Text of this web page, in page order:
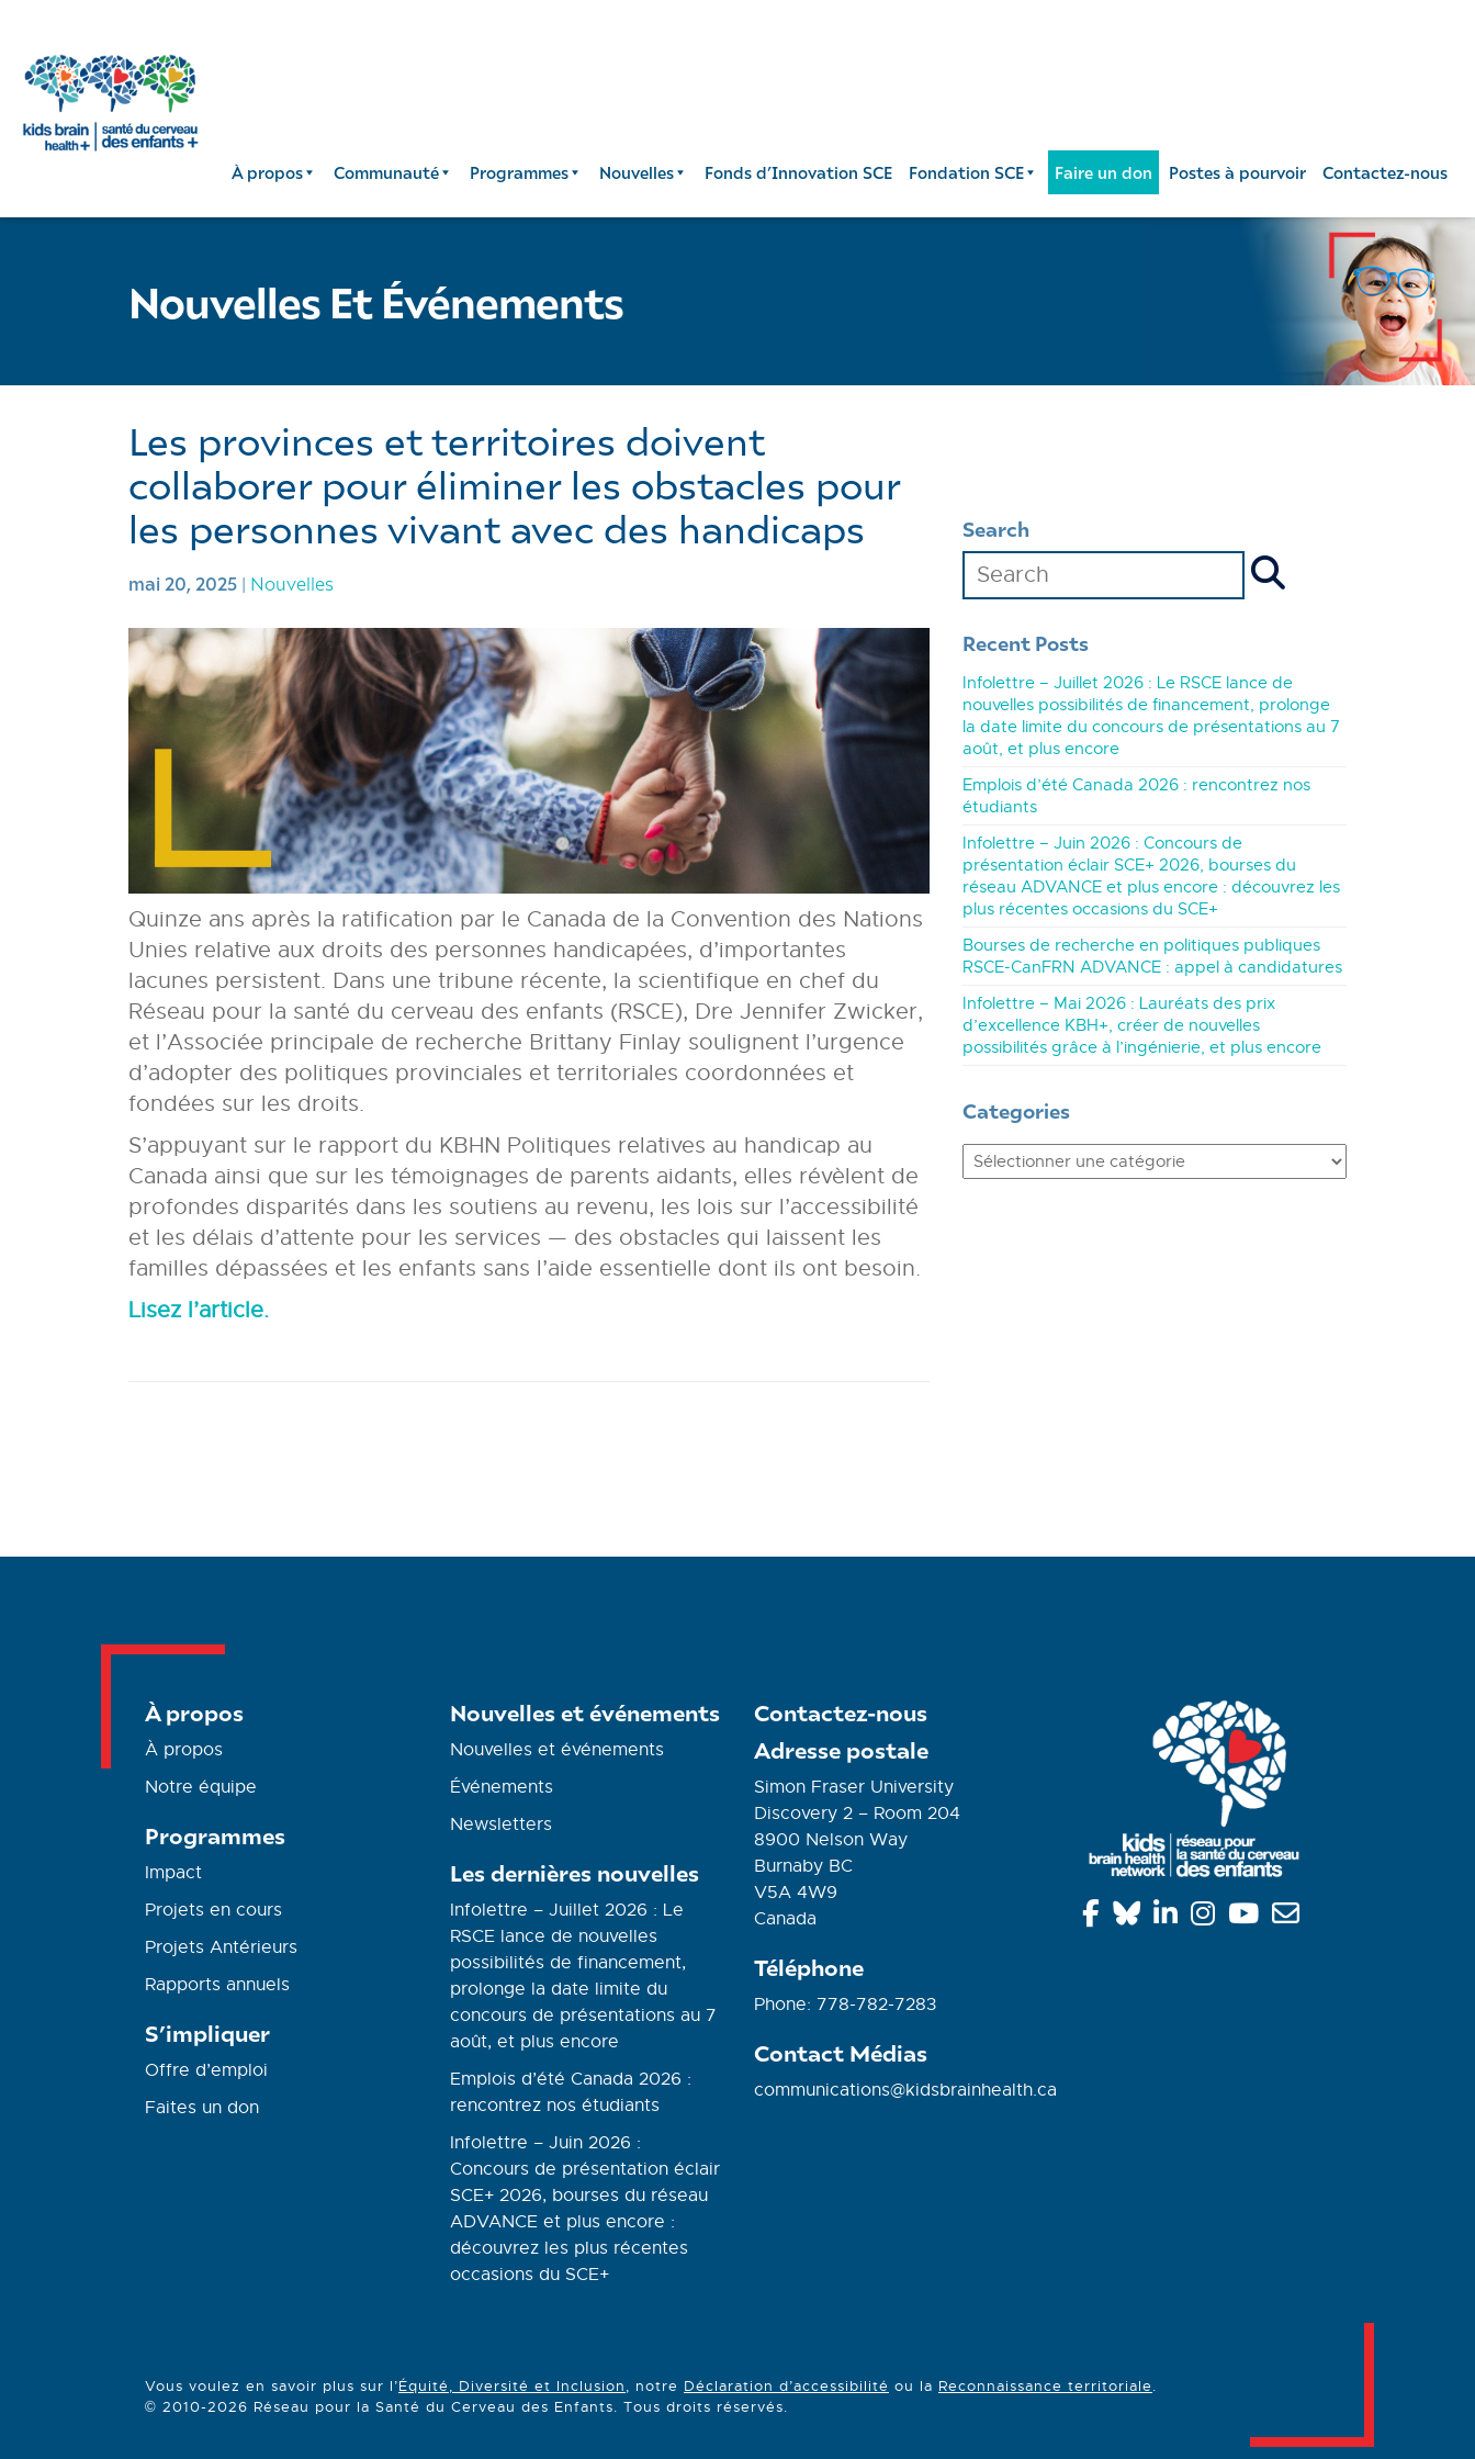
À propos Communauté Programmes Nouvelles Fonds d’Innovation SCE Fondation SCE Faire un don Postes à pourvoir Contactez-nous
Nouvelles Et Événements
Les provinces et territoires doivent
collaborer pour éliminer les obstacles pour
les personnes vivant avec des handicaps
mai 20, 2025 | Nouvelles
Quinze ans après la ratification par le Canada de la Convention des Nations
Unies relative aux droits des personnes handicapées, d’importantes
lacunes persistent. Dans une tribune récente, la scientifique en chef du
Réseau pour la santé du cerveau des enfants (RSCE), Dre Jennifer Zwicker,
et l’Associée principale de recherche Brittany Finlay soulignent l’urgence
d’adopter des politiques provinciales et territoriales coordonnées et
fondées sur les droits.
S’appuyant sur le rapport du KBHN Politiques relatives au handicap au
Canada ainsi que sur les témoignages de parents aidants, elles révèlent de
profondes disparités dans les soutiens au revenu, les lois sur l’accessibilité
et les délais d’attente pour les services — des obstacles qui laissent les
familles dépassées et les enfants sans l’aide essentielle dont ils ont besoin.
Lisez l’article.
Search
Recent Posts
Infolettre – Juillet 2026 : Le RSCE lance de
nouvelles possibilités de financement, prolonge
la date limite du concours de présentations au 7
août, et plus encore
Emplois d’été Canada 2026 : rencontrez nos
étudiants
Infolettre – Juin 2026 : Concours de
présentation éclair SCE+ 2026, bourses du
réseau ADVANCE et plus encore : découvrez les
plus récentes occasions du SCE+
Bourses de recherche en politiques publiques
RSCE-CanFRN ADVANCE : appel à candidatures
Infolettre – Mai 2026 : Lauréats des prix
d’excellence KBH+, créer de nouvelles
possibilités grâce à l’ingénierie, et plus encore
Categories
Categories
À propos
À propos
Notre équipe
Programmes
Impact
Projets en cours
Projets Antérieurs
Rapports annuels
S’impliquer
Offre d’emploi
Faites un don
Nouvelles et événements
Nouvelles et événements
Événements
Newsletters
Les dernières nouvelles
Infolettre – Juillet 2026 : Le
RSCE lance de nouvelles
possibilités de financement,
prolonge la date limite du
concours de présentations au 7
août, et plus encore
Emplois d’été Canada 2026 :
rencontrez nos étudiants
Infolettre – Juin 2026 :
Concours de présentation éclair
SCE+ 2026, bourses du réseau
ADVANCE et plus encore :
découvrez les plus récentes
occasions du SCE+
Contactez-nous
Adresse postale
Simon Fraser University
Discovery 2 – Room 204
8900 Nelson Way
Burnaby BC
V5A 4W9
Canada
Téléphone
Phone: 778-782-7283
Contact Médias
communications@kidsbrainhealth.ca
Vous voulez en savoir plus sur l’Équité, Diversité et Inclusion, notre Déclaration d’accessibilité ou la Reconnaissance territoriale.
© 2010-2026 Réseau pour la Santé du Cerveau des Enfants. Tous droits réservés.